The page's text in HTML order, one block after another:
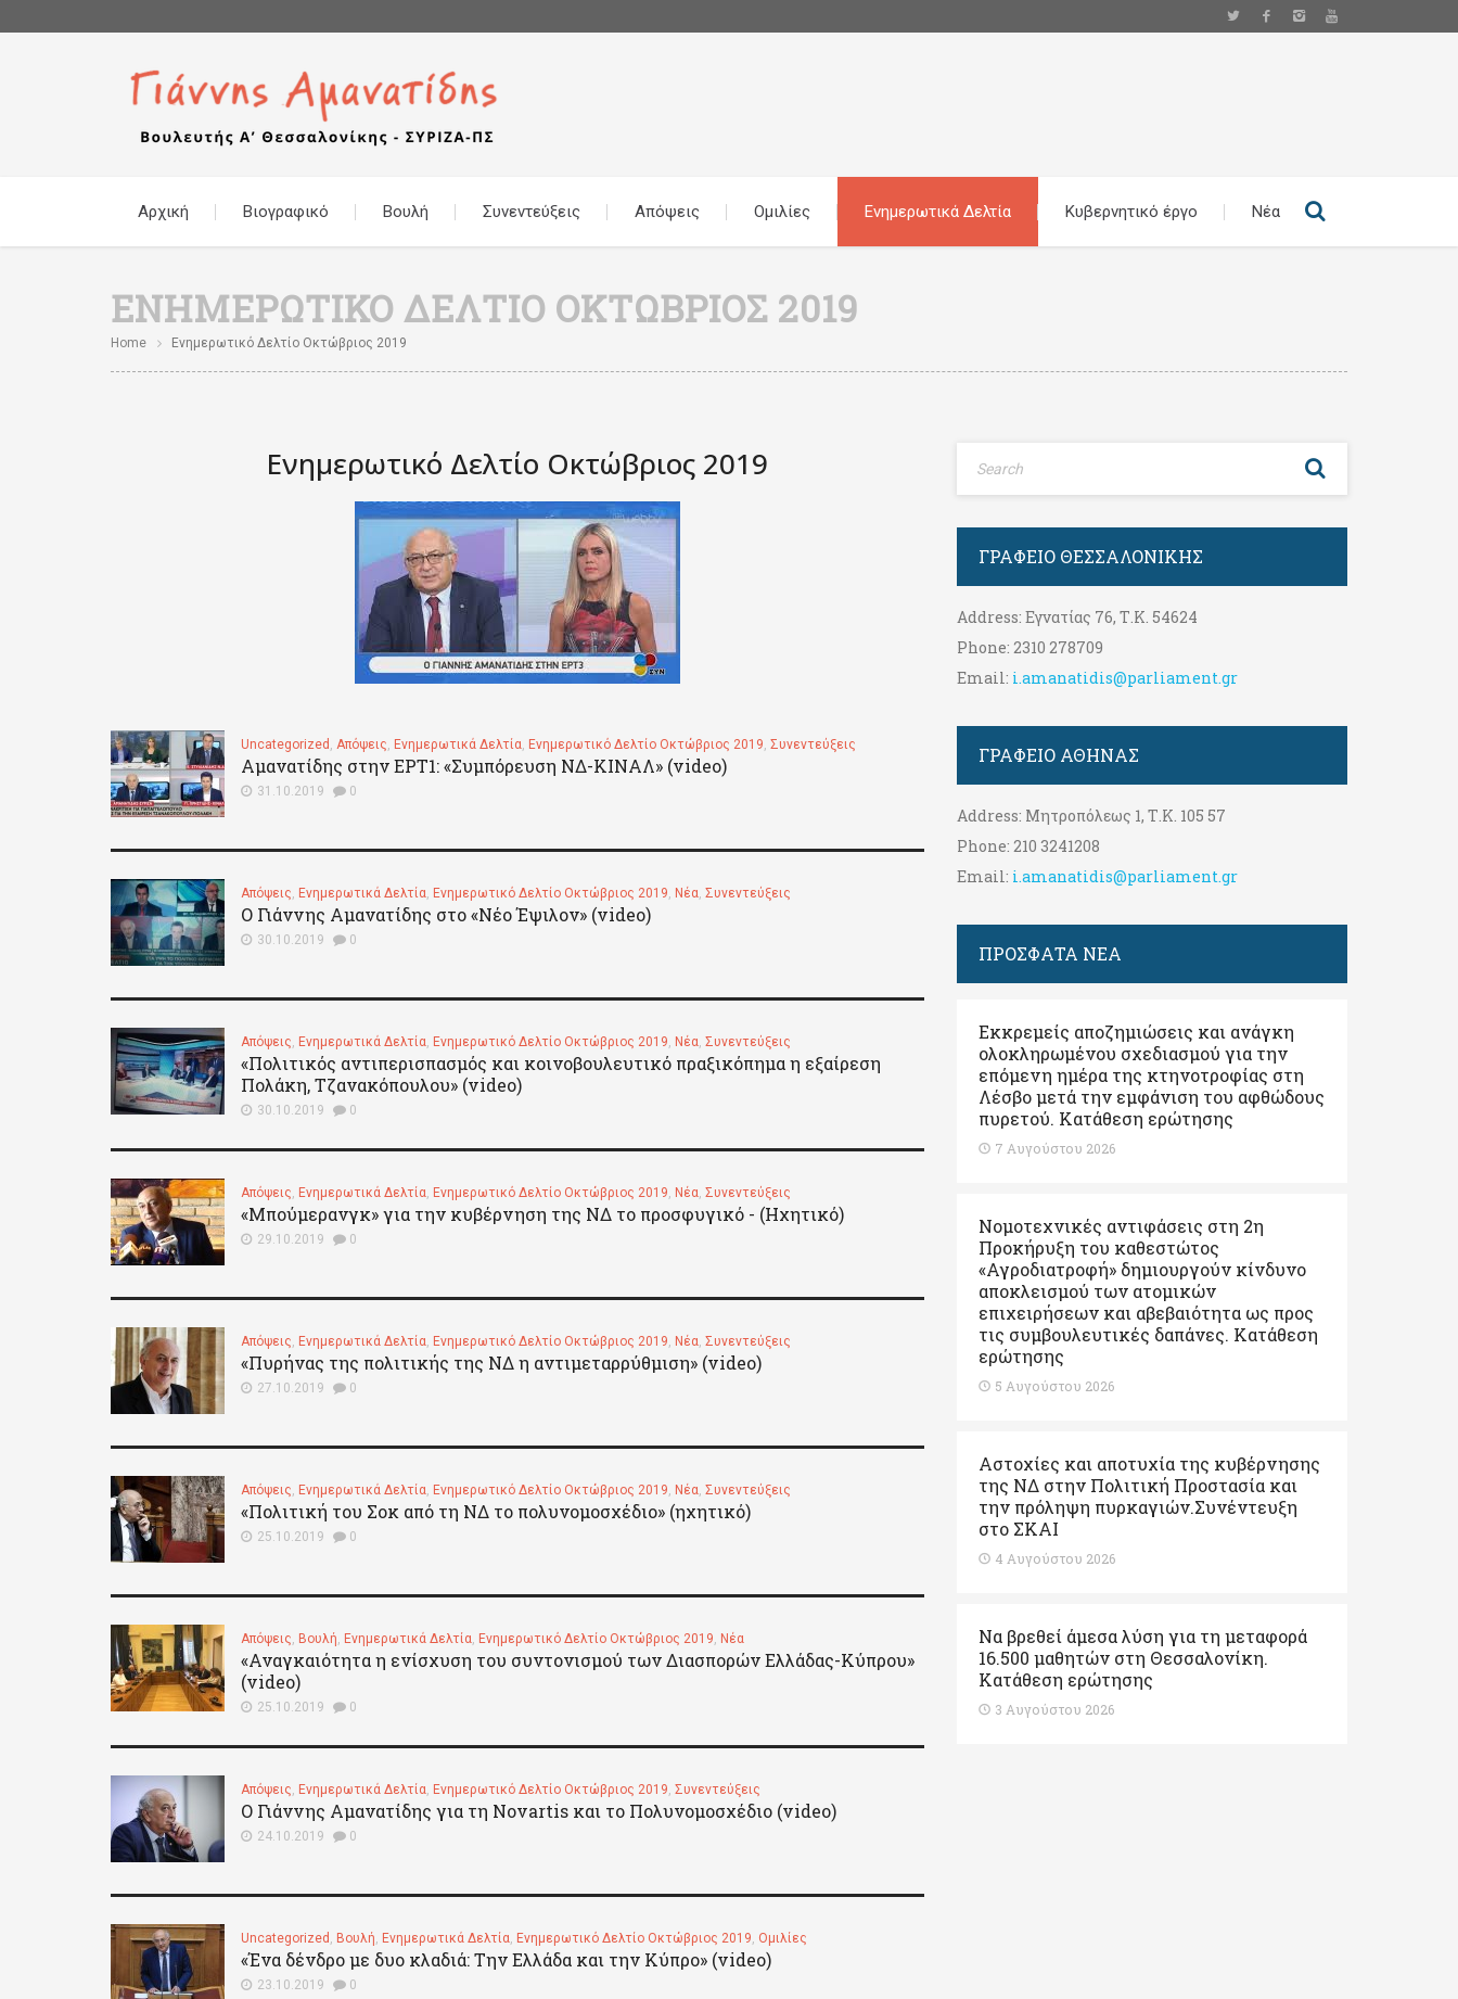
Αρχική Βιογραφικό Βουλή Συνεντεύξεις Απόψεις Ομιλίες Ενημερωτικά Δελτία Κυβερνητικό έργο Νέα
ΕΝΗΜΕΡΩΤΙΚΌ ΔΕΛΤΊΟ ΟΚΤΏΒΡΙΟΣ 2019
Home Ενημερωτικό Δελτίο Οκτώβριος 2019
Ενημερωτικό Δελτίο Οκτώβριος 2019
Uncategorized , Απόψεις, Ενημερωτικά Δελτία, Ενημερωτικό Δελτίο Οκτώβριος 2019, Συνεντεύξεις
Αμανατίδης στην ΕΡΤ1: «Συμπόρευση ΝΔ-ΚΙΝΑΛ» (video)
31.10.2019 0
Απόψεις, Ενημερωτικά Δελτία, Ενημερωτικό Δελτίο Οκτώβριος 2019, Νέα, Συνεντεύξεις
Ο Γιάννης Αμανατίδης στο «Νέο Έψιλον» (video)
30.10.2019 0
Απόψεις, Ενημερωτικά Δελτία, Ενημερωτικό Δελτίο Οκτώβριος 2019, Νέα, Συνεντεύξεις
«Πολιτικός αντιπερισπασμός και κοινοβουλευτικό πραξικόπημα η εξαίρεση
Πολάκη, Τζανακόπουλου» (video)
30.10.2019 0
Απόψεις, Ενημερωτικά Δελτία, Ενημερωτικό Δελτίο Οκτώβριος 2019, Νέα, Συνεντεύξεις
«Μπούμερανγκ» για την κυβέρνηση της ΝΔ το προσφυγικό - (Ηχητικό)
29.10.2019 0
Απόψεις, Ενημερωτικά Δελτία, Ενημερωτικό Δελτίο Οκτώβριος 2019, Νέα, Συνεντεύξεις
«Πυρήνας της πολιτικής της ΝΔ η αντιμεταρρύθμιση» (video)
27.10.2019 0
Απόψεις, Ενημερωτικά Δελτία, Ενημερωτικό Δελτίο Οκτώβριος 2019, Νέα, Συνεντεύξεις
«Πολιτική του Σοκ από τη ΝΔ το πολυνομοσχέδιο» (ηχητικό)
25.10.2019 0
Απόψεις, Βουλή, Ενημερωτικά Δελτία, Ενημερωτικό Δελτίο Οκτώβριος 2019, Νέα
«Αναγκαιότητα η ενίσχυση του συντονισμού των Διασπορών Ελλάδας-Κύπρου»
(video)
25.10.2019 0
Απόψεις, Ενημερωτικά Δελτία, Ενημερωτικό Δελτίο Οκτώβριος 2019, Συνεντεύξεις
Ο Γιάννης Αμανατίδης για τη Novartis και το Πολυνομοσχέδιο (video)
24.10.2019 0
Uncategorized , Βουλή, Ενημερωτικά Δελτία, Ενημερωτικό Δελτίο Οκτώβριος 2019, Ομιλίες
«Ένα δένδρο με δυο κλαδιά: Την Ελλάδα και την Κύπρο» (video)
23.10.2019 0
ΓΡΑΦΕΊΟ ΘΕΣΣΑΛΟΝΊΚΗΣ
Address: Εγνατίας 76, Τ.Κ. 54624
Phone: 2310 278709
Email: i.amanatidis@parliament.gr
ΓΡΑΦΕΊΟ ΑΘΉΝΑΣ
Address: Μητροπόλεως 1, Τ.Κ. 105 57
Phone: 210 3241208
Email: i.amanatidis@parliament.gr
ΠΡΟΣΦΑΤΑ ΝΕΑ
Εκκρεμείς αποζημιώσεις και ανάγκη
ολοκληρωμένου σχεδιασμού για την
επόμενη ημέρα της κτηνοτροφίας στη
Λέσβο μετά την εμφάνιση του αφθώδους
πυρετού. Kατάθεση ερώτησης
7 Αυγούστου 2026
Νομοτεχνικές αντιφάσεις στη 2η
Προκήρυξη του καθεστώτος
«Αγροδιατροφή» δημιουργούν κίνδυνο
αποκλεισμού των ατομικών
επιχειρήσεων και αβεβαιότητα ως προς
τις συμβουλευτικές δαπάνες. Κατάθεση
ερώτησης
5 Αυγούστου 2026
Αστοχίες και αποτυχία της κυβέρνησης
της ΝΔ στην Πολιτική Προστασία και
την πρόληψη πυρκαγιών.Συνέντευξη
στο ΣΚΑΙ
4 Αυγούστου 2026
Να βρεθεί άμεσα λύση για τη μεταφορά
16.500 μαθητών στη Θεσσαλονίκη.
Κατάθεση ερώτησης
3 Αυγούστου 2026